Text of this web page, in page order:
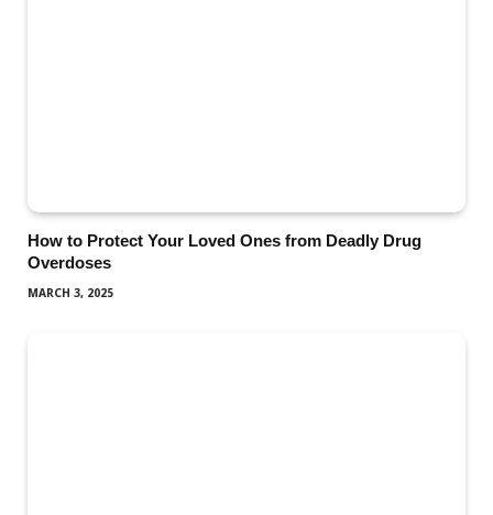
How to Protect Your Loved Ones from Deadly Drug
Overdoses
MARCH 3, 2025